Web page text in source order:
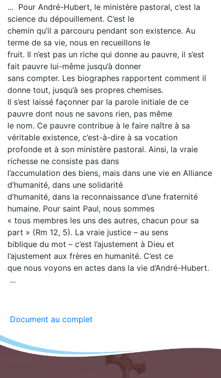
... Pour André-Hubert, le ministère pastoral, c’est la
science du dépouillement. C’est le
chemin qu’il a parcouru pendant son existence. Au
terme de sa vie, nous en recueillons le
fruit. Il n’est pas un riche qui donne au pauvre, il s’est
fait pauvre lui-même jusqu’à donner
sans compter. Les biographes rapportent comment il
donne tout, jusqu’à ses propres chemises.
Il s’est laissé façonner par la parole initiale de ce
pauvre dont nous ne savons rien, pas même
le nom. Ce pauvre contribue à le faire naître à sa
véritable existence, c’est-à-dire à sa vocation
profonde et à son ministère pastoral. Ainsi, la vraie
richesse ne consiste pas dans
l’accumulation des biens, mais dans une vie en Alliance
d’humanité, dans une solidarité
d’humanité, dans la reconnaissance d’une fraternité
humaine. Pour saint Paul, nous sommes
« tous membres les uns des autres, chacun pour sa
part » (Rm 12, 5). La vraie justice – au sens
biblique du mot – c’est l’ajustement à Dieu et
l’ajustement aux frères en humanité. C’est ce
que nous voyons en actes dans la vie d’André-Hubert.
...
Document au complet